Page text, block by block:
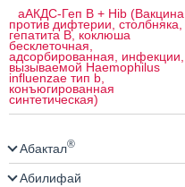
аАКДС-Геп B + Hib (Вакцина
против дифтерии, столбняка,
гепатита B, коклюша
бесклеточная,
адсорбированная, инфекции,
вызываемой Haemophilus
influenzae тип b,
конъюгированная
синтетическая)
Абактал®
Абилифай